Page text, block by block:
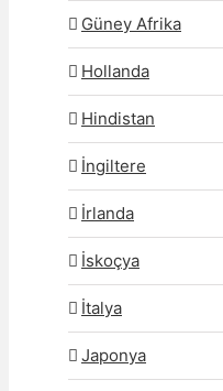
Güney Afrika
Hollanda
Hindistan
İngiltere
İrlanda
İskoçya
İtalya
Japonya